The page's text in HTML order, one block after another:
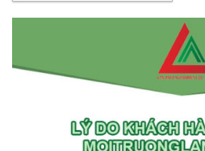
300.000 ₫.là:
159.000 ₫.